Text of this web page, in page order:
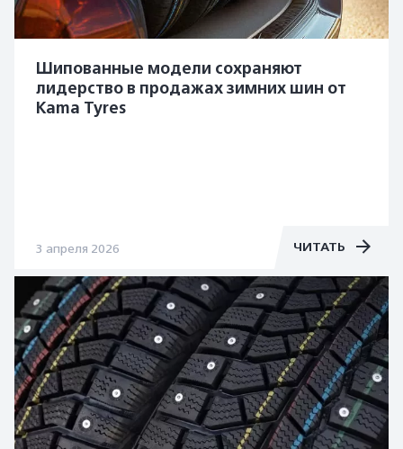
Шипованные модели сохраняют
лидерство в продажах зимних шин от
Kama Tyres
3 апреля 2026 ЧИТАТЬ